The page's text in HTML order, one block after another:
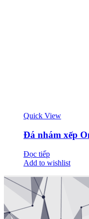
Quick View
Đá nhám xếp
Đọc tiếp
Add to wishlist